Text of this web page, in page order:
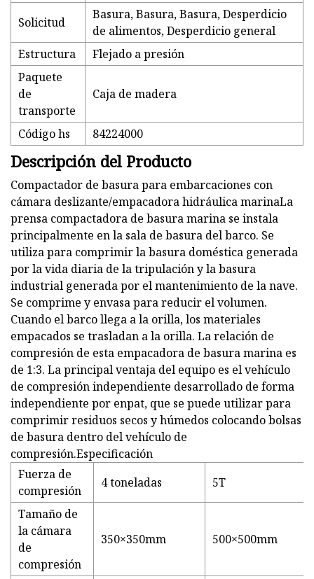
Solicitud
Basura, Basura, Basura, Desperdicio
de alimentos, Desperdicio general
Estructura
Flejado a presión
Paquete
de
transporte
Caja de madera
Código hs 84224000
Descripción del Producto
Compactador de basura para embarcaciones con
cámara deslizante/empacadora hidráulica marinaLa
prensa compactadora de basura marina se instala
principalmente en la sala de basura del barco. Se
utiliza para comprimir la basura doméstica generada
por la vida diaria de la tripulación y la basura
industrial generada por el mantenimiento de la nave.
Se comprime y envasa para reducir el volumen.
Cuando el barco llega a la orilla, los materiales
empacados se trasladan a la orilla. La relación de
compresión de esta empacadora de basura marina es
de 1:3. La principal ventaja del equipo es el vehículo
de compresión independiente desarrollado de forma
independiente por enpat, que se puede utilizar para
comprimir residuos secos y húmedos colocando bolsas
de basura dentro del vehículo de
compresión.Especificación
Fuerza de
compresión
4 toneladas 5T
Tamaño de
la cámara
de
compresión
350×350mm 500×500mm